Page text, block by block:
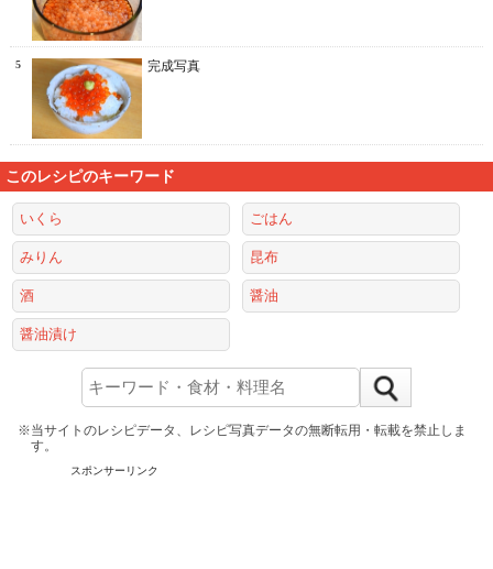
5 完成写真
このレシピのキーワード
いくら ごはん
みりん 昆布
酒 醤油
醤油漬け
※当サイトのレシピデータ、レシピ写真データの無断転用・転載を禁止しま
す。
スポンサーリンク